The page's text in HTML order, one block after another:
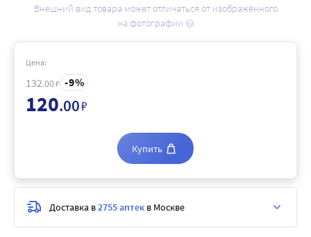
Внешний вид товара может отличаться от изображённого
на фотографии
Цена:
132.00₽ 9
120.00₽
Купить
Доставка в2755 аптек в Москве